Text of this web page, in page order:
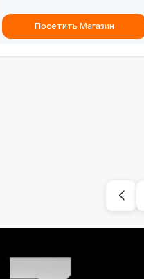
Посетить Магазин